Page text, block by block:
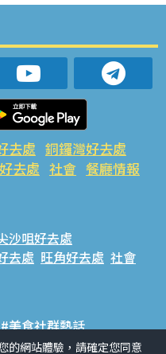
去處 銅鑼灣好去處
去處 社會 餐廳情報
沙咀好去處
去處 旺角好去處 社會
#美食社群熱話
程式 #限時搶
的網站體驗，請確定您同意